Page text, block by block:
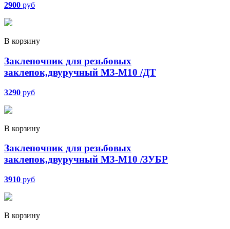
2900 руб
В корзину
Заклепочник для резьбовых
заклепок,двуручный М3-М10 /ДТ
3290 руб
В корзину
Заклепочник для резьбовых
заклепок,двуручный М3-М10 /ЗУБР
3910 руб
В корзину